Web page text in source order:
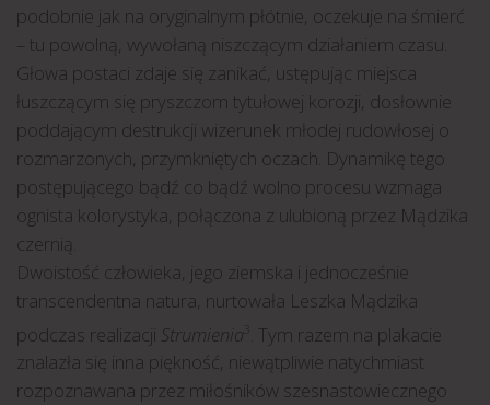
podobnie jak na oryginalnym płótnie, oczekuje na śmierć
– tu powolną, wywołaną niszczącym działaniem czasu.
Głowa postaci zdaje się zanikać, ustępując miejsca
łuszczącym się pryszczom tytułowej korozji, dosłownie
poddającym destrukcji wizerunek młodej rudowłosej o
rozmarzonych, przymkniętych oczach. Dynamikę tego
postępującego bądź co bądź wolno procesu wzmaga
ognista kolorystyka, połączona z ulubioną przez Mądzika
czernią.
Dwoistość człowieka, jego ziemska i jednocześnie
transcendentna natura, nurtowała Leszka Mądzika
podczas realizacji Strumienia
. Tym razem na plakacie
znalazła się inna piękność, niewątpliwie natychmiast
rozpoznawana przez miłośników szesnastowiecznego